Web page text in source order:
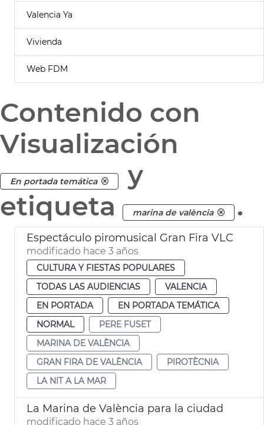
Valencia Ya
Vivienda
Web FDM
Contenido con
Visualización
En portada temática
y
etiqueta
marina de valència .
Espectáculo piromusical Gran Fira VLC
modificado hace 3 años
CULTURA Y FIESTAS POPULARES
TODAS LAS AUDIENCIAS
VALENCIA
EN PORTADA
EN PORTADA TEMÁTICA
NORMAL
PERE FUSET
MARINA DE VALÈNCIA
GRAN FIRA DE VALÈNCIA
PIROTÈCNIA
LA NIT A LA MAR
La Marina de València para la ciudad
modificado hace 3 años